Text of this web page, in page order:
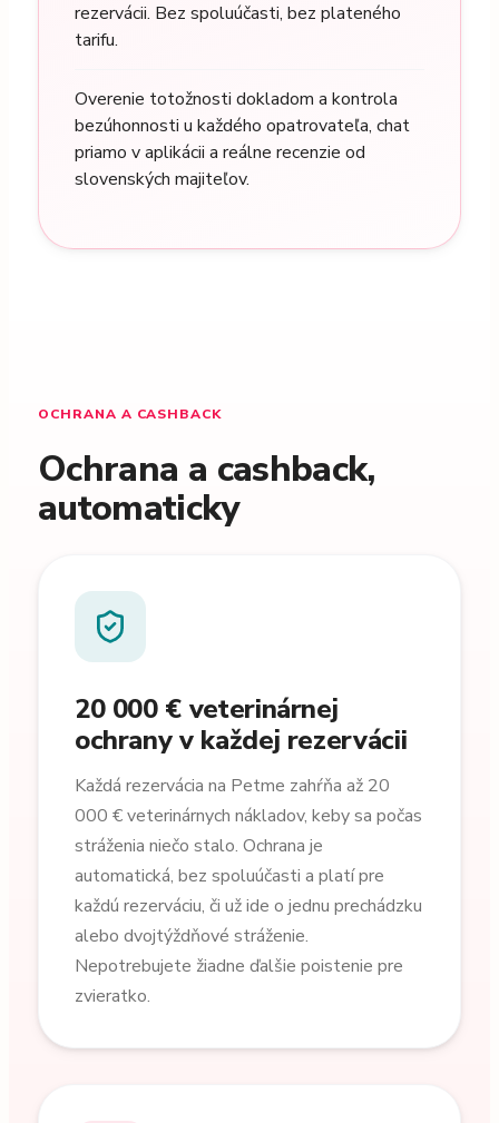
rezervácii. Bez spoluúčasti, bez plateného
tarifu.
Overenie totožnosti dokladom a kontrola
bezúhonnosti u každého opatrovateľa, chat
priamo v aplikácii a reálne recenzie od
slovenských majiteľov.
OCHRANA A CASHBACK
Ochrana a cashback,
automaticky
20 000 € veterinárnej
ochrany v každej rezervácii
Každá rezervácia na Petme zahŕňa až 20
000 € veterinárnych nákladov, keby sa počas
stráženia niečo stalo. Ochrana je
automatická, bez spoluúčasti a platí pre
každú rezerváciu, či už ide o jednu prechádzku
alebo dvojtýždňové stráženie.
Nepotrebujete žiadne ďalšie poistenie pre
zvieratko.